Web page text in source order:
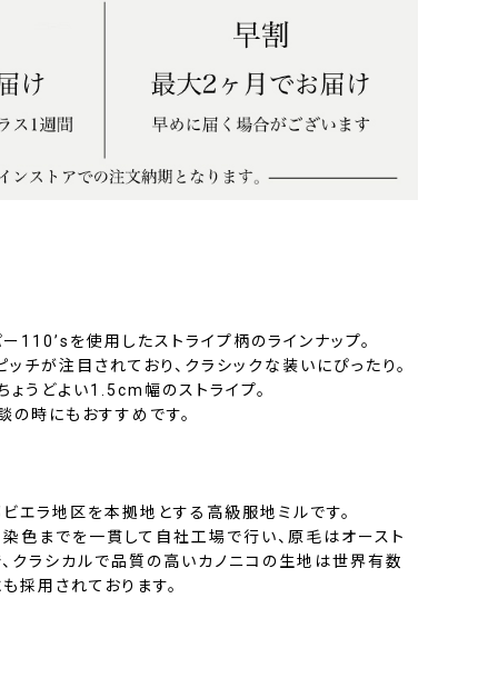
110’sを使用したストライプ柄のラインナップ。
チが注目されており、クラシックな装いにぴったり。
うどよい1.5cm幅のストライプ。
時にもおすすめです。
エラ地区を本拠地とする高級服地ミルです。
色までを一貫して自社工場で行い、原毛はオースト
クラシカルで品質の高いカノニコの生地は世界有数
採用されております。